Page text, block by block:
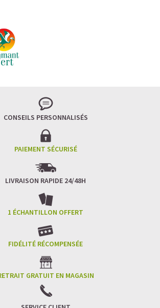
VÉGÉTALE EN POUDRE
vous orienter vers une protéine plus
sachant qu'en matière de nutrition
peut convenir à une personne et pas
les goûts et préférences restent des
Le meilleur conseil serait de varier et
sources de protéines. Nous vous
poudre proteine vegan
de 70% en post training et celles à
encas le matin, à 16H ou comme
Les mélanges multi-sources ont un
acides aminés et
d'un aminogramme complet et
CONSEILS PERSONNALISÉS
PAIEMENT SÉCURISÉ
LIVRAISON RAPIDE 24/48H
1 ÉCHANTILLON OFFERT
FIDÉLITÉ RÉCOMPENSÉE
GRATUIT EN MAGASIN